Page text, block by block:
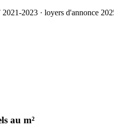
2023 · loyers d'annonce
au m²